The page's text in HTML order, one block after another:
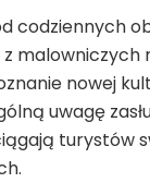
codziennych
malowniczych
nowej
uwagę
turystów